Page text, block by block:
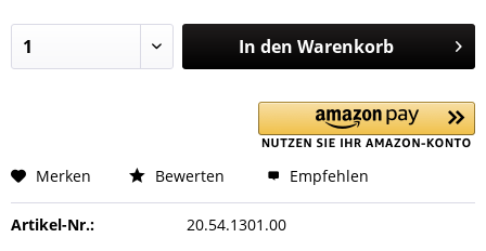
In den Warenkorb
Merken Bewerten Empfehlen
Artikel-Nr.: 20.54.1301.00